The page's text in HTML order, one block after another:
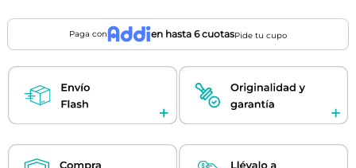
Paga con en hasta 6 cuotasPide tu cupo